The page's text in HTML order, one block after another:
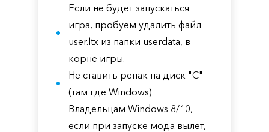
Если не будет запускаться
игра, пробуем удалить файл
user.ltx из папки userdata, в
корне игры.
Не ставить репак на диск "С"
(там где Windows)
Владельцам Windows 8/10,
если при запуске мода вылет,